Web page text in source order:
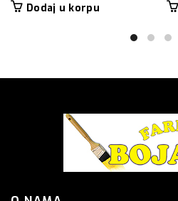
Dodaj u korpu